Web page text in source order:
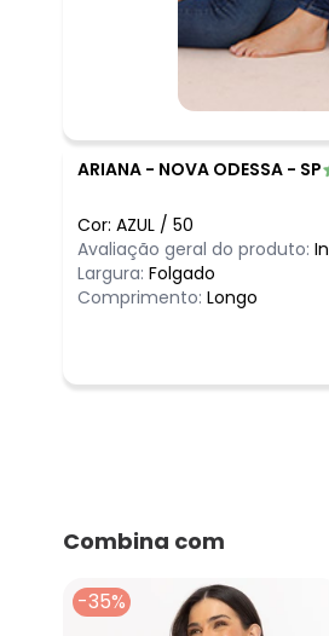
ARIANA - NOVA ODESSA - SP
Cor: AZUL / 50
Avaliação geral do produto:
Largura: Folgado
Comprimento: Longo
Combina com
-35%